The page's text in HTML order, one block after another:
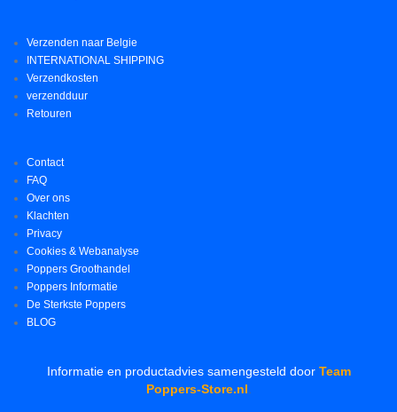
Verzenden naar Belgie
INTERNATIONAL SHIPPING
Verzendkosten
verzendduur
Retouren
Contact
FAQ
Over ons
Klachten
Privacy
Cookies & Webanalyse
Poppers Groothandel
Poppers Informatie
De Sterkste Poppers
BLOG
Informatie en productadvies samengesteld door Team
Poppers-Store.nl